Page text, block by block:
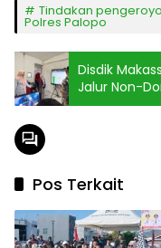
Tindakan
Polres Palopo
Disdik
Jalur Non-
Domisili
Pos Terkait